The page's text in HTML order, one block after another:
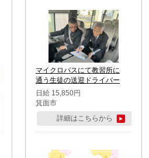
マイクロバスにて教習所に
通う生徒の送迎ドライバー
日給 15,850円
箕面市
詳細はこちらから